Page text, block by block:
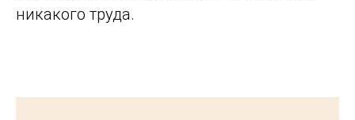
никакого труда.